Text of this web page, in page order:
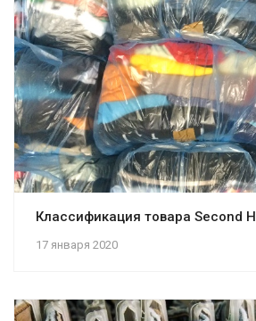
17 января 2020
Классификация товара Second